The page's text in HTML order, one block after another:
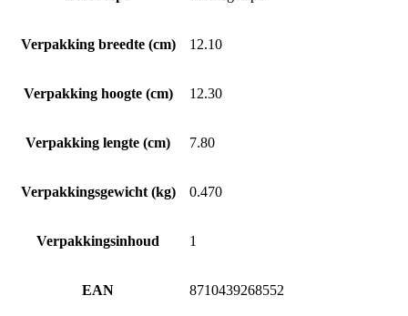
Verpakking breedte (cm) 12.10
Verpakking hoogte (cm) 12.30
Verpakking lengte (cm) 7.80
Verpakkingsgewicht (kg) 0.470
Verpakkingsinhoud 1
EAN 8710439268552